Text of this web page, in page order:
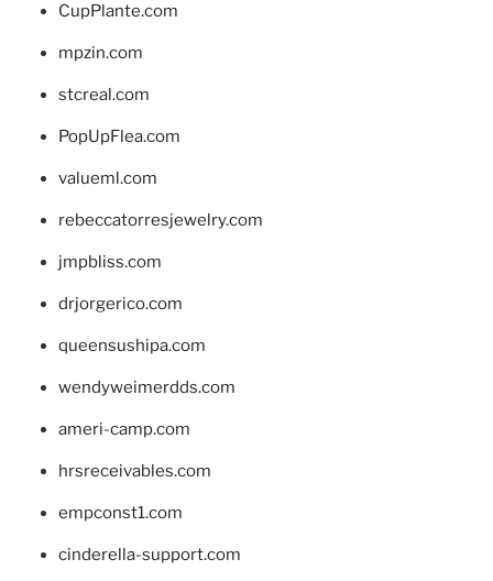
CupPlante.com
mpzin.com
stcreal.com
PopUpFlea.com
valueml.com
rebeccatorresjewelry.com
jmpbliss.com
drjorgerico.com
queensushipa.com
wendyweimerdds.com
ameri-camp.com
hrsreceivables.com
empconst1.com
cinderella-support.com